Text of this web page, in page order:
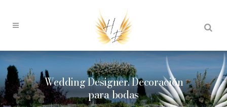
Wedding Designer. Decoración
para bodas